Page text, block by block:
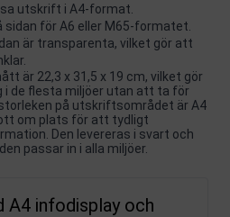
utskrift i A4-format.
sidan för A6 eller M65-formatet.
är transparenta, vilket gör att
är 22,3 x 31,5 x 19 cm, vilket gör
i de flesta miljöer utan att ta för
på utskriftsområdet är A4
om plats för att tydligt
Den levereras i svart och
passar in i alla miljöer.
A4 infodisplay och